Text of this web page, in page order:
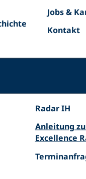
Jobs &
Jobs
Karriere
Kontakt
Kontakt
Radar IH
Excellence
IH
Anleitung
Excellence
Anleitung
zum
Radar